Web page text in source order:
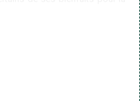
assez résistantes à
de l’huile d’avocat un choix
l’avocat est relativement
qui peut contribuer à la